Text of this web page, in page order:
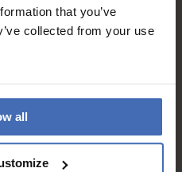
that you’ve
collected from your use
all
a rate
5000.-